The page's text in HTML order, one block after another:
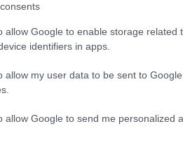
allow Google to enable storage related
identifiers in apps.
allow my user data to be sent to
allow Google to send me personalized
Bindert, és átvette a
néhány kanyar múlva
pozícióba, de bátyja hamar
Bezzecchi mellé, és a címvédő